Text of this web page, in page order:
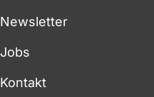
Newsletter
Jobs
Kontakt